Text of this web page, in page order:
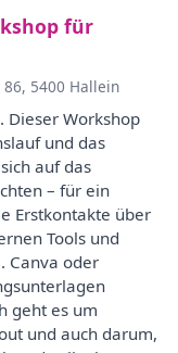
für
5400 Hallein
Dieser Workshop
und das
auf das
– für ein
Erstkontakte über
Tools und
Canva oder
geht es um
und auch darum,